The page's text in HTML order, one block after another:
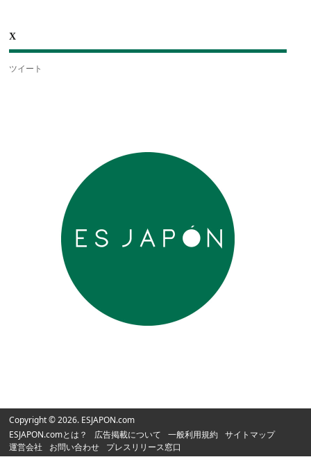
X
ツイート
Copyright © 2026. ESJAPON.com
ESJAPON.comとは？
広告掲載について 一般利用規約
サイトマップ
運営会社
お問い合わせ プレスリリース窓口